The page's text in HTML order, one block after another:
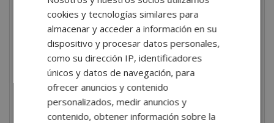
psicología holística
Las personas que deciden formarse como psicólogos
holísticos suelen ejercer sus funciones como adjuntos
en centros de medicina natural y terapias alternativas.
Generalmente, dirigen sesiones individuales o grupales
ofreciendo las herramientas necesarias a los usuarios
cookies y tecnologías similares para
almacenar y acceder a información en su
dispositivo y procesar datos personales,
como su dirección IP, identificadores
únicos y datos de navegación, para
ofrecer anuncios y contenido
personalizados, medir anuncios y
contenido, obtener información sobre la